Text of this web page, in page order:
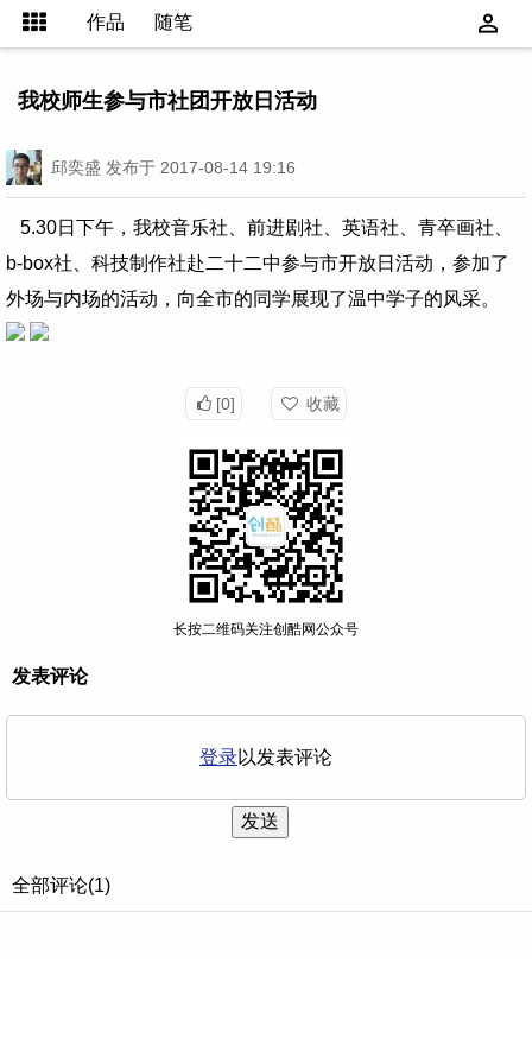
作品 随笔
我校师生参与市社团开放日活动
邱奕盛 发布于 2017-08-14 19:16
5.30日下午，我校音乐社、前进剧社、英语社、青卒画社、
b-box社、科技制作社赴二十二中参与市开放日活动，参加了
外场与内场的活动，向全市的同学展现了温中学子的风采。
[0] 收藏
长按二维码关注创酷网公众号
发表评论
登录以发表评论
发送
全部评论(1)